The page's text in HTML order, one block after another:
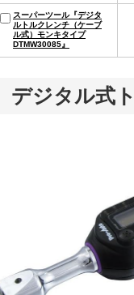
スーパーツール『デジタ
ルトルクレンチ（ケーブ
ル式）モンキタイプ
DTMW30085』
デジタル式